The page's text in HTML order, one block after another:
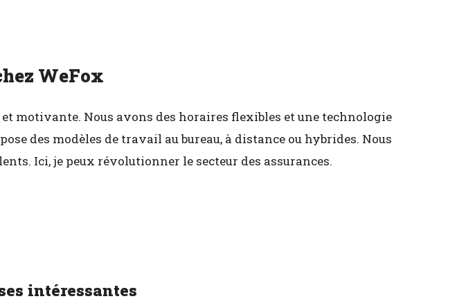
WeFox
motivante. Nous avons des horaires flexibles et une technologie
des modèles de travail au bureau, à distance ou hybrides. Nous
Ici, je peux révolutionner le secteur des assurances.
intéressantes